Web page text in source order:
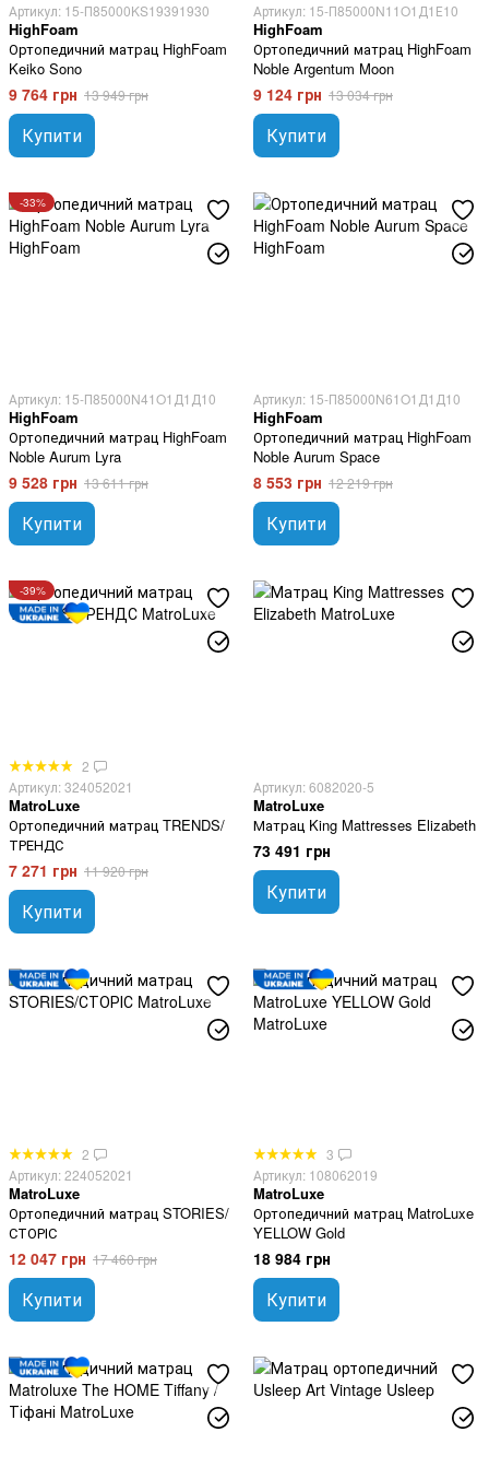
Артикул: 15-П85000KS19391930
HighFoam
Ортопедичний матрац HighFoam
Keiko Sono
9 764 грн 13 949 грн
Купити
Артикул: 15-П85000N11O1Д1Е10
HighFoam
Ортопедичний матрац HighFoam
Noble Argentum Moon
9 124 грн 13 034 грн
Купити
-33%
Артикул: 15-П85000N41O1Д1Д10
HighFoam
Ортопедичний матрац HighFoam
Noble Aurum Lyra
9 528 грн 13 611 грн
Купити
Артикул: 15-П85000N61O1Д1Д10
HighFoam
Ортопедичний матрац HighFoam
Noble Aurum Space
8 553 грн 12 219 грн
Купити
-39%
2
Артикул: 324052021
MatroLuxe
Ортопедичний матрац TRENDS/
ТРЕНДС
7 271 грн 11 920 грн
Купити
Артикул: 6082020-5
MatroLuxe
Матрац King Mattresses Elizabeth
73 491 грн
Купити
2
Артикул: 224052021
MatroLuxe
Ортопедичний матрац STORIES/
СТОРІС
12 047 грн 17 460 грн
Купити
3
Артикул: 108062019
MatroLuxe
Ортопедичний матрац MatroLuxe
YELLOW Gold
18 984 грн
Купити